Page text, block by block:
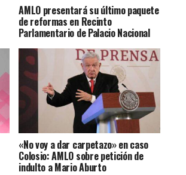
AMLO presentará su último paquete
de reformas en Recinto
Parlamentario de Palacio Nacional
«No voy a dar carpetazo» en caso
Colosio: AMLO sobre petición de
indulto a Mario Aburto